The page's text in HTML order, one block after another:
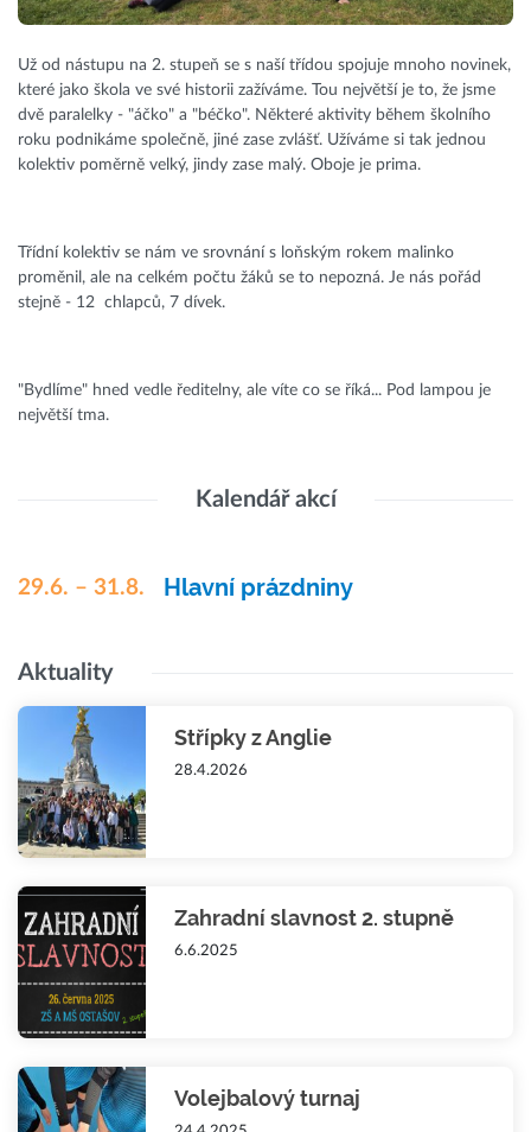
Už od nástupu na 2. stupeň se s naší třídou spojuje mnoho novinek,
které jako škola ve své historii zažíváme. Tou největší je to, že jsme
dvě paralelky - "áčko" a "béčko". Některé aktivity během školního
roku podnikáme společně, jiné zase zvlášť. Užíváme si tak jednou
kolektiv poměrně velký, jindy zase malý. Oboje je prima.
Třídní kolektiv se nám ve srovnání s loňským rokem malinko
proměnil, ale na celkém počtu žáků se to nepozná. Je nás pořád
stejně - 12 chlapců, 7 dívek.
"Bydlíme" hned vedle ředitelny, ale víte co se říká... Pod lampou je
největší tma.
Kalendář akcí
29.6. – 31.8. Hlavní prázdniny
Aktuality
Střípky z Anglie
28.4.2026
Zahradní slavnost 2. stupně
6.6.2025
Volejbalový turnaj